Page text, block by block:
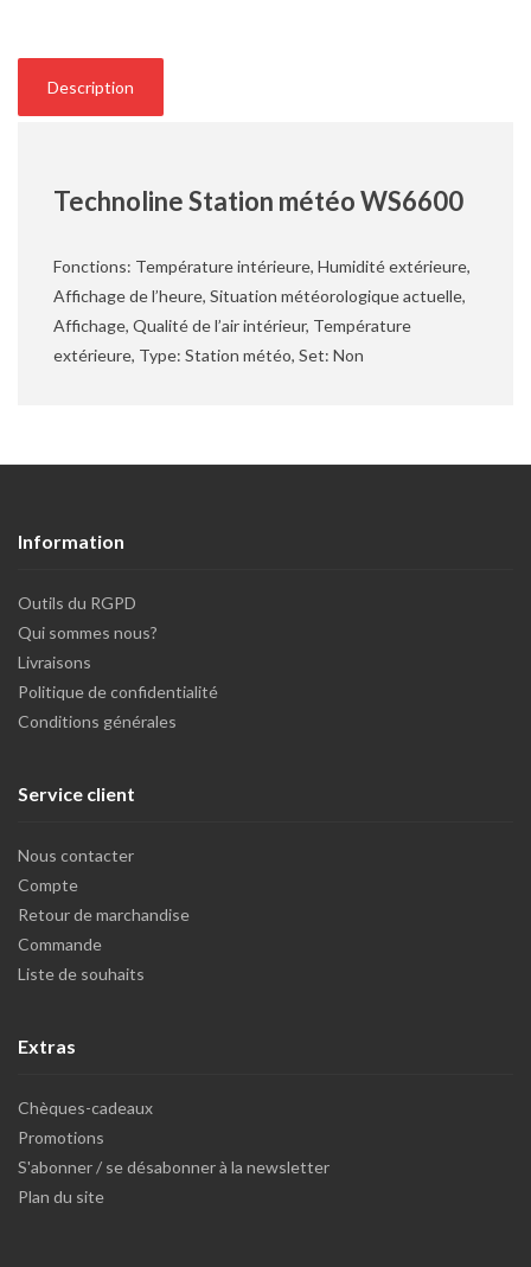
Description
Technoline Station météo WS6600
Fonctions: Température intérieure, Humidité extérieure,
Affichage de l’heure, Situation météorologique actuelle,
Affichage, Qualité de l’air intérieur, Température
extérieure, Type: Station météo, Set: Non
Information
Outils du RGPD
Qui sommes nous?
Livraisons
Politique de confidentialité
Conditions générales
Service client
Nous contacter
Compte
Retour de marchandise
Commande
Liste de souhaits
Extras
Chèques-cadeaux
Promotions
S'abonner / se désabonner à la newsletter
Plan du site